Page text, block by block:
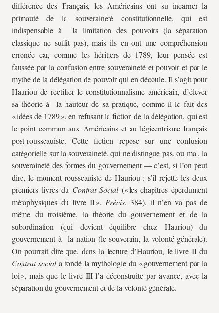
différence des Français, les Américains ont su incarner la
primauté de la souveraineté constitutionnelle, qui est
indispensable à la limitation des pouvoirs (la séparation
classique ne suffit pas), mais ils en ont une compréhension
erronée car, comme les héritiers de 1789, leur pensée est
faussée par la confusion entre souveraineté et pouvoir et par le
mythe de la délégation de pouvoir qui en découle. Il s’agit pour
Hauriou de rectifier le constitutionnalisme américain, d’élever
sa théorie à la hauteur de sa pratique, comme il le fait des
« idées de 1789 », en refusant la fiction de la délégation, qui est
le point commun aux Américains et au légicentrisme français
post-rousseauiste. Cette fiction repose sur une confusion
catégorielle sur la souveraineté, qui ne distingue pas, ou mal, la
souveraineté des formes du gouvernement — c’est, si l’on peut
dire, le moment rousseauiste de Hauriou : s’il rejette les deux
premiers livres du Contrat Social(« les chapitres éperdument
métaphysiques du livre II », Précis, 384), il n’en va pas de
même du troisième, la théorie du gouvernement et de la
subordination (qui devient équilibre chez Hauriou) du
gouvernement à la nation (le souverain, la volonté générale).
On pourrait dire que, dans la lecture d’Hauriou, le livre II du
Contrat sociala fondé la mythologie du « gouvernement par la
loi », mais que le livre III l’a déconstruite par avance, avec la
séparation du gouvernement et de la volonté générale.